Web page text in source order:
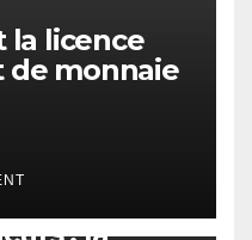
la licence
de monnaie
: la